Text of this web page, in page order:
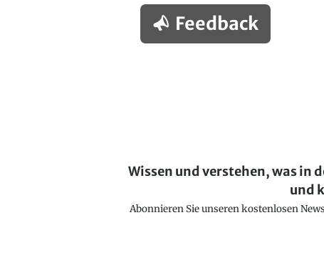
Feedback
Wissen und verstehen, was in
und
Abonnieren Sie unseren kostenlosen